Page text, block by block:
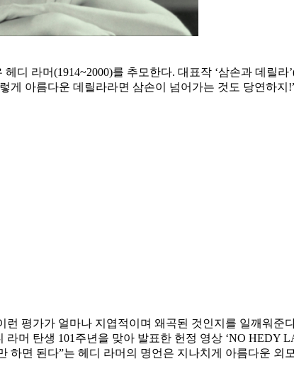
디 라머(1914~2000)를 추모한다. 대표작 ‘삼손과 데릴라
게 아름다운 데릴라라면 삼손이 넘어가는 것도 당연하
평가가 얼마나 지엽적이며 왜곡된 것인지를 일깨워준
머 탄생 101주년을 맞아 발표한 헌정 영상 ‘NO HEDY
면 된다”는 헤디 라머의 명언은 지나치게 아름다운 외